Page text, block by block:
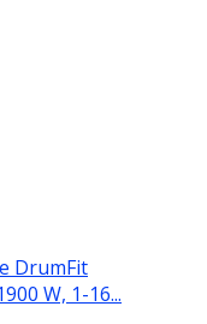
DrumFit
W, 1-16...